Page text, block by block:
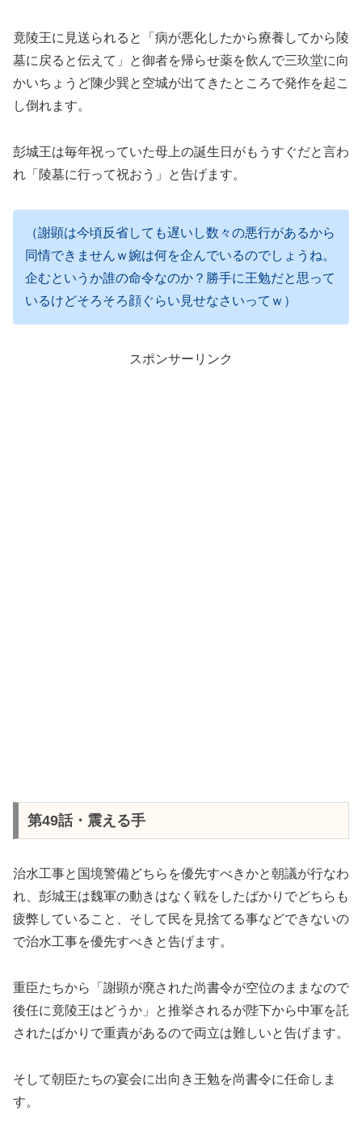
竟陵王に見送られると「病が悪化したから療養してから陵
墓に戻ると伝えて」と御者を帰らせ薬を飲んで三玖堂に向
かいちょうど陳少巽と空城が出てきたところで発作を起こ
し倒れます。
彭城王は毎年祝っていた母上の誕生日がもうすぐだと言わ
れ「陵墓に行って祝おう」と告げます。
（謝顕は今頃反省しても遅いし数々の悪行があるから
同情できませんｗ婉は何を企んでいるのでしょうね。
企むというか誰の命令なのか？勝手に王勉だと思って
いるけどそろそろ顔ぐらい見せなさいってｗ）
スポンサーリンク
第49話・震える手
治水工事と国境警備どちらを優先すべきかと朝議が行なわ
れ、彭城王は魏軍の動きはなく戦をしたばかりでどちらも
疲弊していること、そして民を見捨てる事などできないの
で治水工事を優先すべきと告げます。
重臣たちから「謝顕が廃された尚書令が空位のままなので
後任に竟陵王はどうか」と推挙されるが陛下から中軍を託
されたばかりで重責があるので両立は難しいと告げます。
そして朝臣たちの宴会に出向き王勉を尚書令に任命しま
す。